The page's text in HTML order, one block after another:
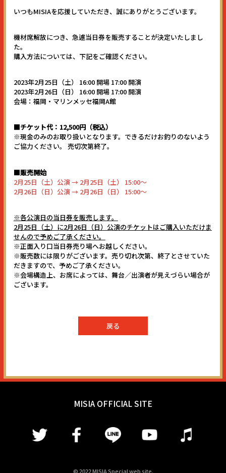
いつもMISIAを応援していただき、誠にありがとうございます。
機材席解放につき、急遽当日券を販売することが決定いたしまし
た。
購入方法については、下記をご確認ください。
2023年2月25日（土） 16:00 開場 17:00 開演
2023年2月26日（日） 16:00 開場 17:00 開演
会場：福岡・マリンメッセ福岡A館
■チケット代：12,500円（税込）
※現金のみのお取り扱いとなります。できるだけお釣りのないよう
ご協力ください。 売切次第終了。
■販売開始
2月25日（土）公演 → 2月25日（土） 15:00～
2月26日（日）公演 → 2月26日（日） 15:00〜
※各公演日の当日券を販売します。
2月25日（土）に2月26日（日）公演のチケットはご購入いただけま
せんので予めご了承ください。
※正面入り口当日券売り場へお越しください。
※販売数には限りがございます。売り切れ次第、終了とさせていた
だきますので、予めご了承ください。
※会場構造上、お席によっては、舞台／出演者が見えづらい場合が
ございます。
戻る
MISIA OFFICIAL SITE
© 2022 MISIA Special web site.
HOME
TICKET
新型コロナ感染予防対策